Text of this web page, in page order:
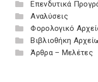
Επενδυτικά
Αναλύσεις
Φορολογικό
Βιβλιοθήκη
Άρθρα – Μελέτες